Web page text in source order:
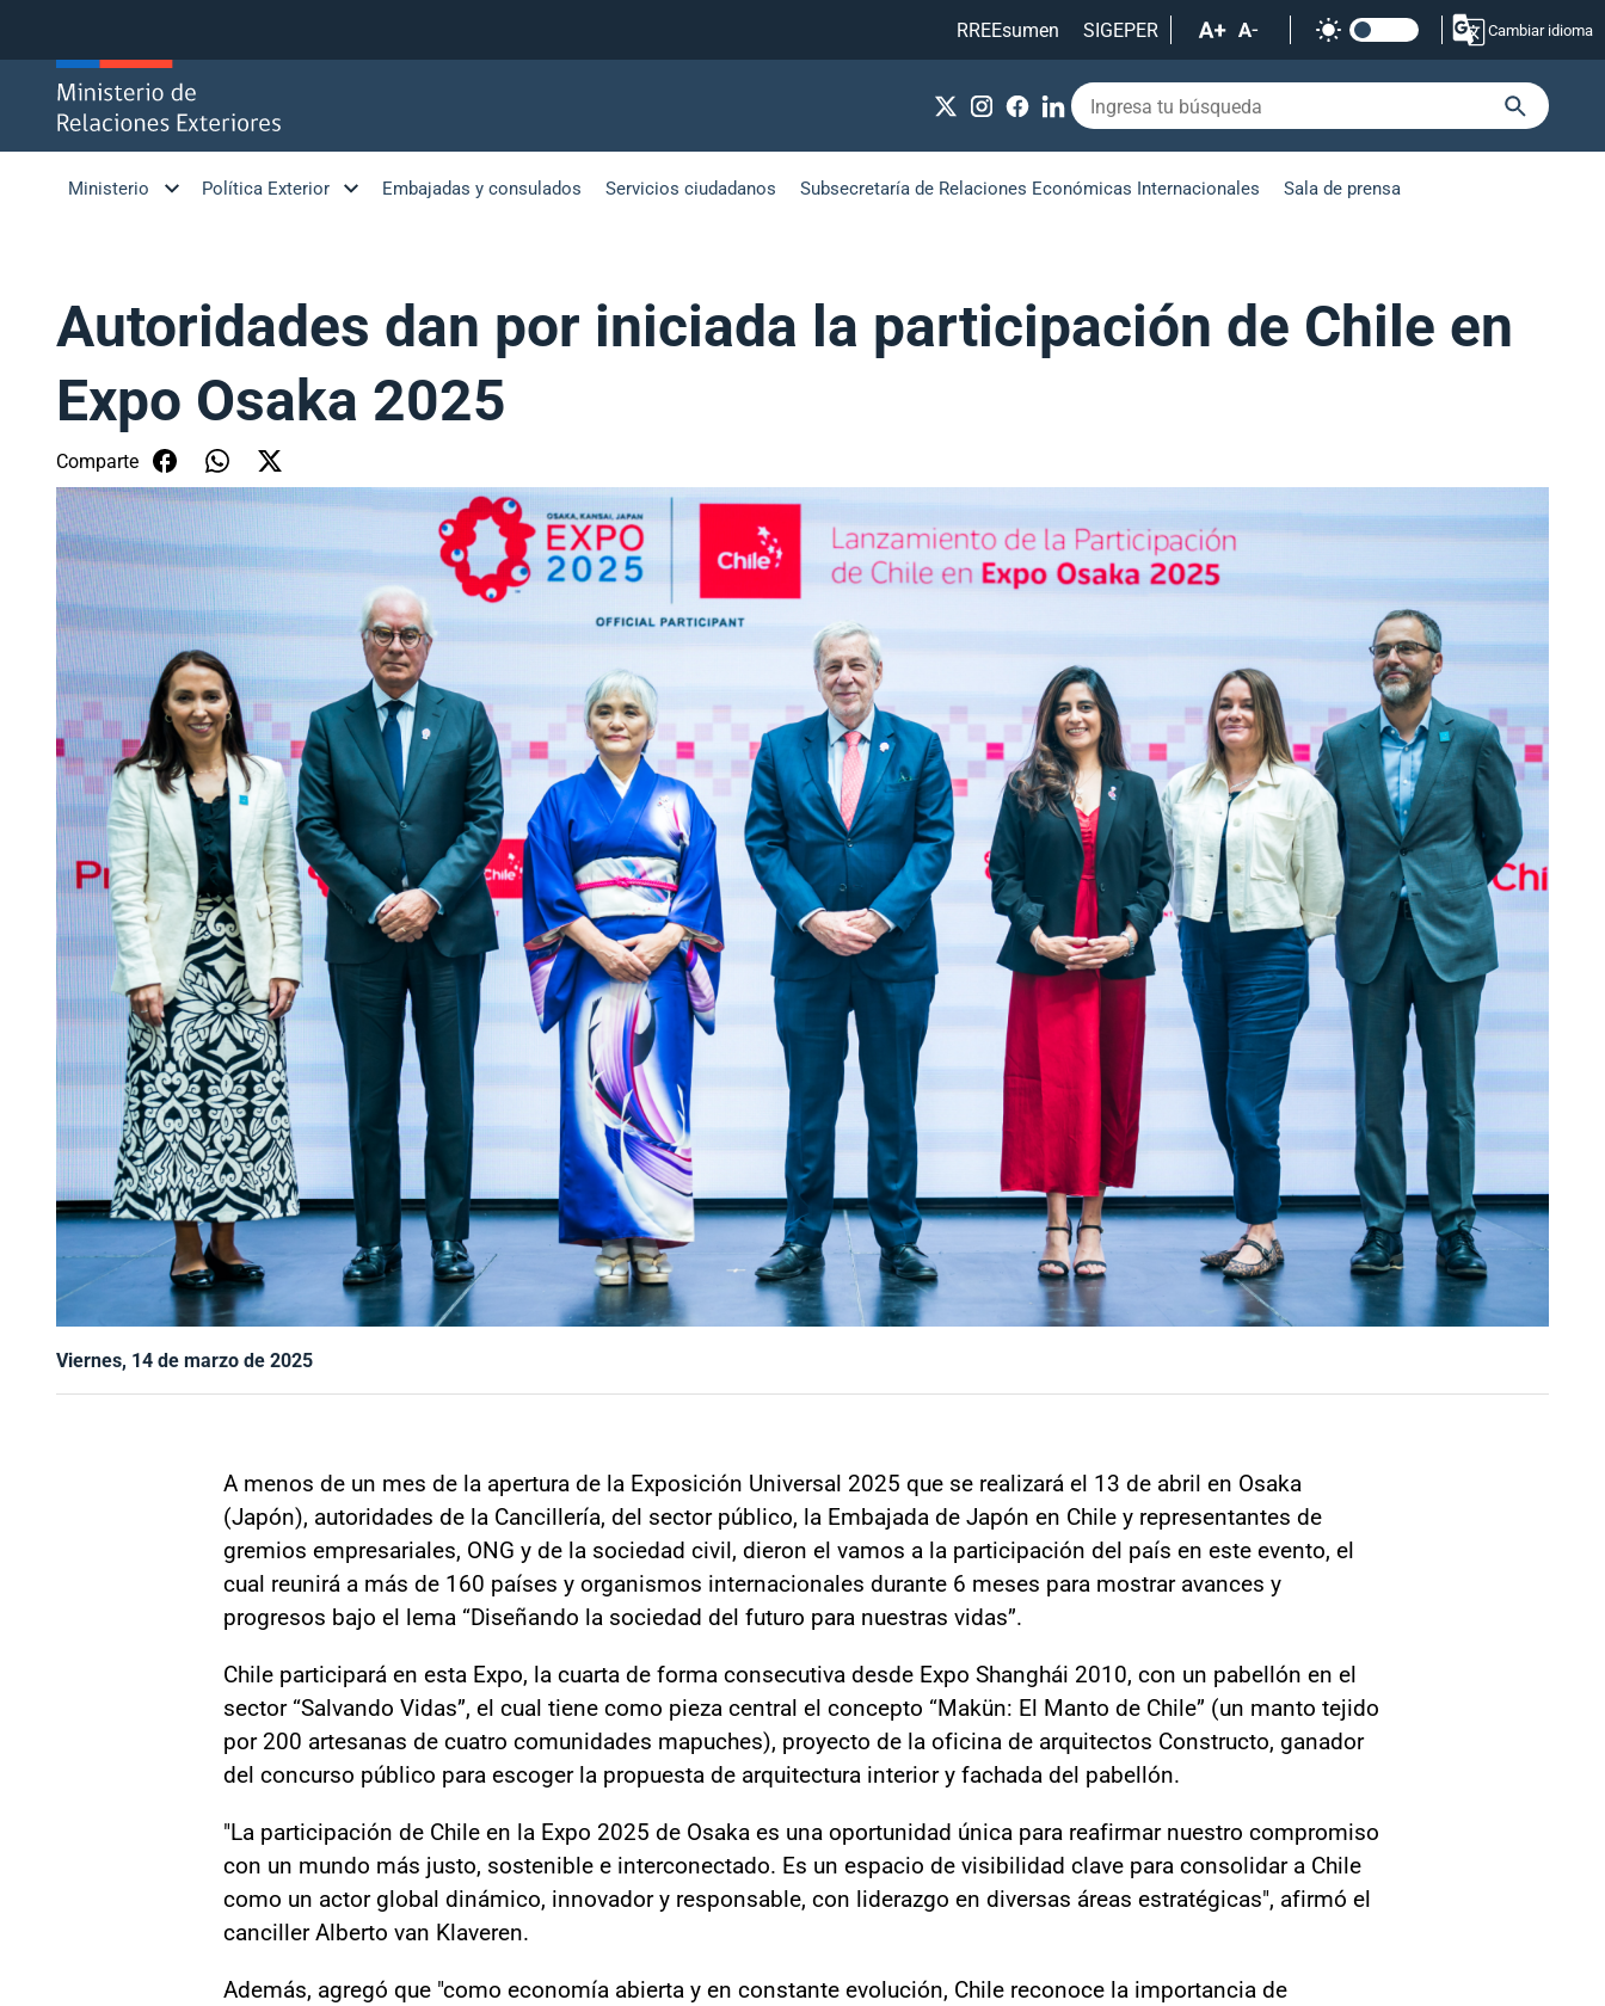
RREEsumen
SIGEPER Cambiar idioma
Ministerio Política Exterior Embajadas y consulados Servicios ciudadanos Subsecretaría de Relaciones Económicas Internacionales Sala de prensa
Autoridades dan por iniciada la participación de Chile en
Expo Osaka 2025
Comparte
Viernes, 14 de marzo de 2025
A menos de un mes de la apertura de la Exposición Universal 2025 que se realizará el 13 de abril en Osaka
(Japón), autoridades de la Cancillería, del sector público, la Embajada de Japón en Chile y representantes de
gremios empresariales, ONG y de la sociedad civil, dieron el vamos a la participación del país en este evento, el
cual reunirá a más de 160 países y organismos internacionales durante 6 meses para mostrar avances y
progresos bajo el lema “Diseñando la sociedad del futuro para nuestras vidas”.
Chile participará en esta Expo, la cuarta de forma consecutiva desde Expo Shanghái 2010, con un pabellón en el
sector “Salvando Vidas”, el cual tiene como pieza central el concepto “Makün: El Manto de Chile” (un manto tejido
por 200 artesanas de cuatro comunidades mapuches), proyecto de la oficina de arquitectos Constructo, ganador
del concurso público para escoger la propuesta de arquitectura interior y fachada del pabellón.
"La participación de Chile en la Expo 2025 de Osaka es una oportunidad única para reafirmar nuestro compromiso
con un mundo más justo, sostenible e interconectado. Es un espacio de visibilidad clave para consolidar a Chile
como un actor global dinámico, innovador y responsable, con liderazgo en diversas áreas estratégicas", afirmó el
canciller Alberto van Klaveren.
Además, agregó que "como economía abierta y en constante evolución, Chile reconoce la importancia de